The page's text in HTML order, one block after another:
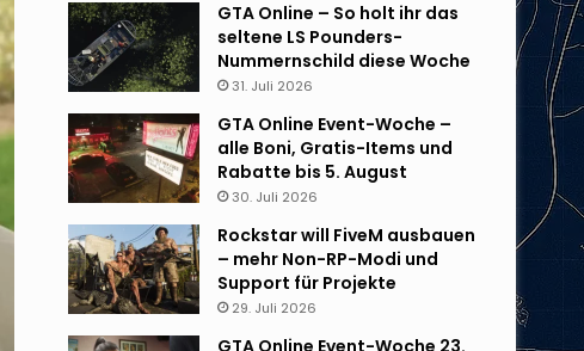
GTA Online – So holt ihr das
seltene LS Pounders-
Nummernschild diese Woche
31. Juli 2026
GTA Online Event-Woche –
alle Boni, Gratis-Items und
Rabatte bis 5. August
30. Juli 2026
Rockstar will FiveM ausbauen
– mehr Non-RP-Modi und
Support für Projekte
29. Juli 2026
GTA Online Event-Woche 23.